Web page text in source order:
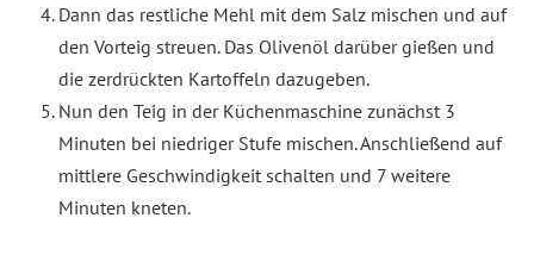
Dann das restliche Mehl mit dem Salz mischen und auf
den Vorteig streuen. Das Olivenöl darüber gießen und
die zerdrückten Kartoffeln dazugeben.
Nun den Teig in der Küchenmaschine zunächst 3
Minuten bei niedriger Stufe mischen. Anschließend auf
mittlere Geschwindigkeit schalten und 7 weitere
Minuten kneten.